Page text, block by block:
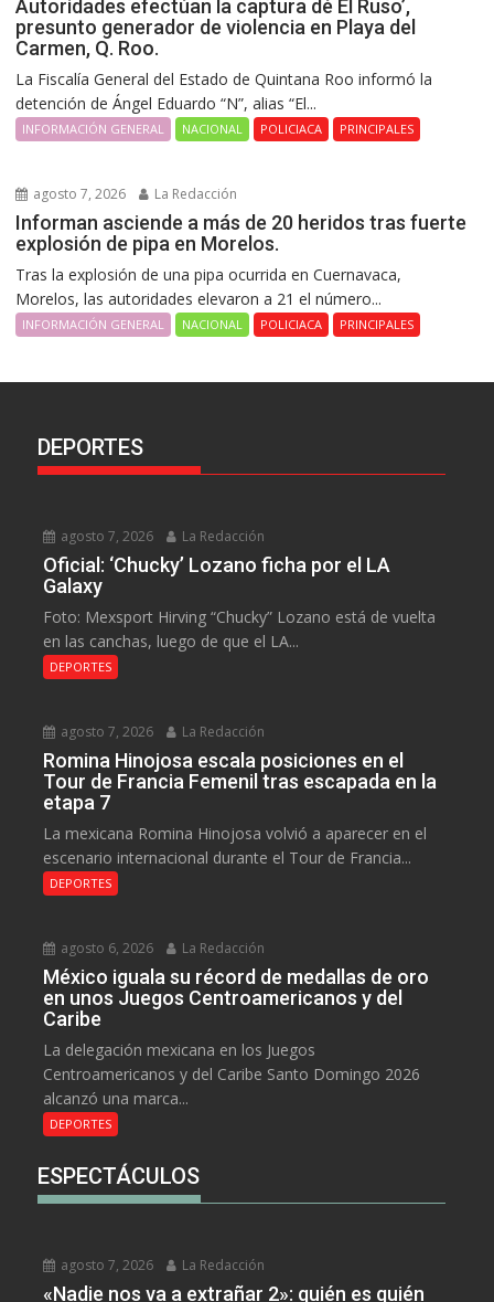
Autoridades efectúan la captura dé Él Ruso’,
presunto generador de violencia en Playa del
Carmen, Q. Roo.
La Fiscalía General del Estado de Quintana Roo informó la
detención de Ángel Eduardo “N”, alias “El...
INFORMACIÓN GENERAL NACIONAL POLICIACA PRINCIPALES
agosto 7, 2026 La Redacción
Informan asciende a más de 20 heridos tras fuerte
explosión de pipa en Morelos.
Tras la explosión de una pipa ocurrida en Cuernavaca,
Morelos, las autoridades elevaron a 21 el número...
INFORMACIÓN GENERAL NACIONAL POLICIACA PRINCIPALES
DEPORTES
agosto 7, 2026 La Redacción
Oficial: ‘Chucky’ Lozano ficha por el LA
Galaxy
Foto: Mexsport Hirving “Chucky” Lozano está de vuelta
en las canchas, luego de que el LA...
DEPORTES
agosto 7, 2026 La Redacción
Romina Hinojosa escala posiciones en el
Tour de Francia Femenil tras escapada en la
etapa 7
La mexicana Romina Hinojosa volvió a aparecer en el
escenario internacional durante el Tour de Francia...
DEPORTES
agosto 6, 2026 La Redacción
México iguala su récord de medallas de oro
en unos Juegos Centroamericanos y del
Caribe
La delegación mexicana en los Juegos
Centroamericanos y del Caribe Santo Domingo 2026
alcanzó una marca...
DEPORTES
ESPECTÁCULOS
agosto 7, 2026 La Redacción
«Nadie nos va a extrañar 2»: quién es quién